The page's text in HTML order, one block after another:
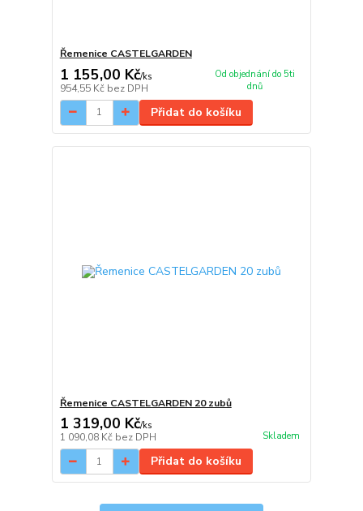
Řemenice CASTELGARDEN
1 155,00 Kč/ks
954,55 Kč bez DPH
Od objednání do 5ti
dnů
Přidat do košíku
Řemenice CASTELGARDEN 20 zubů
1 319,00 Kč/ks
1 090,08 Kč bez DPH Skladem
Přidat do košíku